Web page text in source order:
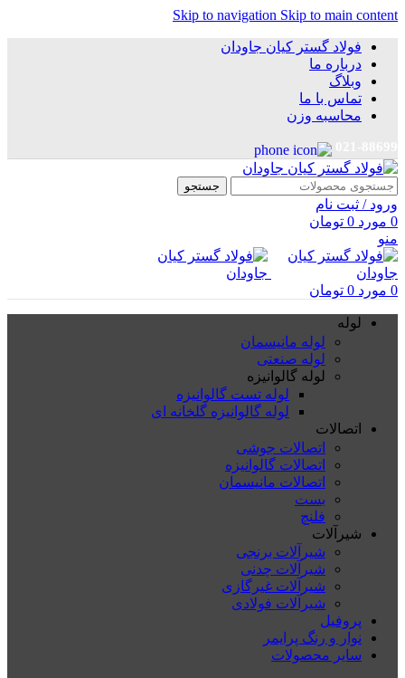
Skip to navigation Skip to main content
فولاد گستر کیان جاودان
درباره ما
وبلاگ
تماس با ما
محاسبه وزن
جستجو
ورود / ثبت نام
0 مورد 0 تومان
منو
0 مورد 0 تومان
لوله
لوله مانیسمان
لوله صنعتی
لوله گالوانیزه
لوله تست گالوانیزه
لوله گالوانیزه گلخانه ای
اتصالات
اتصالات جوشی
اتصالات گالوانیزه
اتصالات مانیسمان
بست
فلنچ
شیرآلات
شیرآلات برنجی
شیرآلات چدنی
شیرآلات غیرگازی
شیرآلات فولادی
پروفیل
نوار و رنگ پرایمر
سایر محصولات